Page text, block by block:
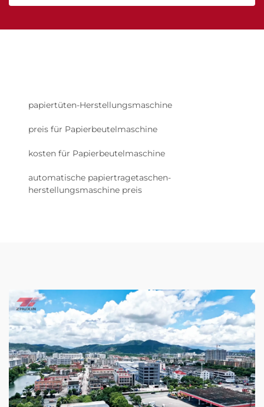
papiertüten-Herstellungsmaschine
preis für Papierbeutelmaschine
kosten für Papierbeutelmaschine
automatische papiertragetaschen-
herstellungsmaschine preis